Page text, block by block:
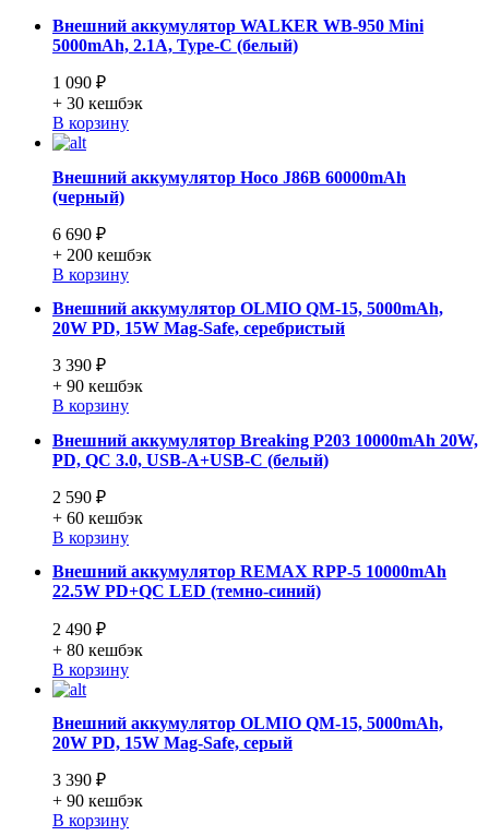
Внешний аккумулятор WALKER WB-950 Mini
5000mAh, 2.1A, Type-C (белый)
1 090 ₽
+ 30 кешбэк
В корзину
Внешний аккумулятор Hoco J86B 60000mAh
(черный)
6 690 ₽
+ 200 кешбэк
В корзину
Внешний аккумулятор OLMIO QM-15, 5000mAh,
20W PD, 15W Mag-Safe, серебристый
3 390 ₽
+ 90 кешбэк
В корзину
Внешний аккумулятор Breaking P203 10000mAh 20W,
PD, QC 3.0, USB-A+USB-C (белый)
2 590 ₽
+ 60 кешбэк
В корзину
Внешний аккумулятор REMAX RPP-5 10000mAh
22.5W PD+QC LED (темно-синий)
2 490 ₽
+ 80 кешбэк
В корзину
Внешний аккумулятор OLMIO QM-15, 5000mAh,
20W PD, 15W Mag-Safe, серый
3 390 ₽
+ 90 кешбэк
В корзину